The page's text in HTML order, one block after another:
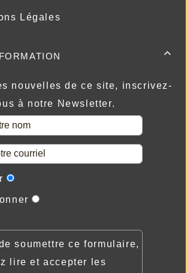
Légales

nouvelles de ce site, inscrivez-
à notre Newsletter.
soumettre ce formulaire,
lire et accepter les